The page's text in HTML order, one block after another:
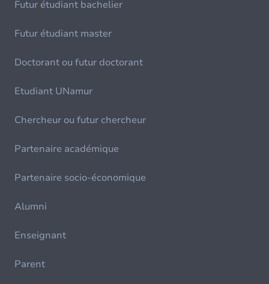
Futur étudiant bachelier
Futur étudiant master
Doctorant ou futur doctorant
Etudiant UNamur
Chercheur ou futur chercheur
Partenaire académique
Partenaire socio-économique
Alumni
Enseignant
Parent